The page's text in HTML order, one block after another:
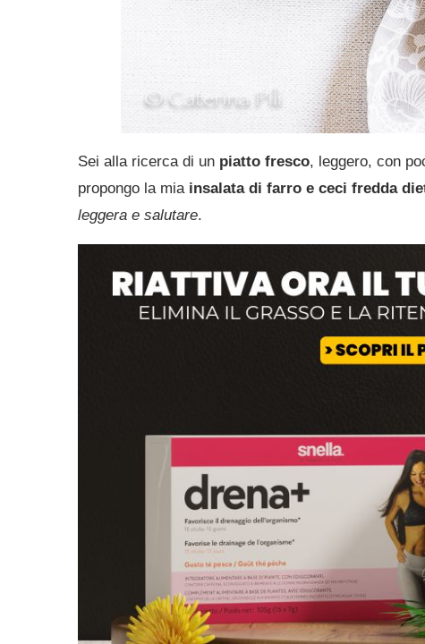
Sei alla ricerca di un piatto fresco, leggero, con
propongo la miainsalata di farro e ceci fredda
leggera e salutare.